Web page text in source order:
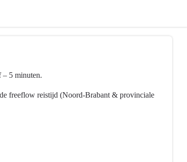
– 5 minuten.
freeflow reistijd (Noord-Brabant & provinciale